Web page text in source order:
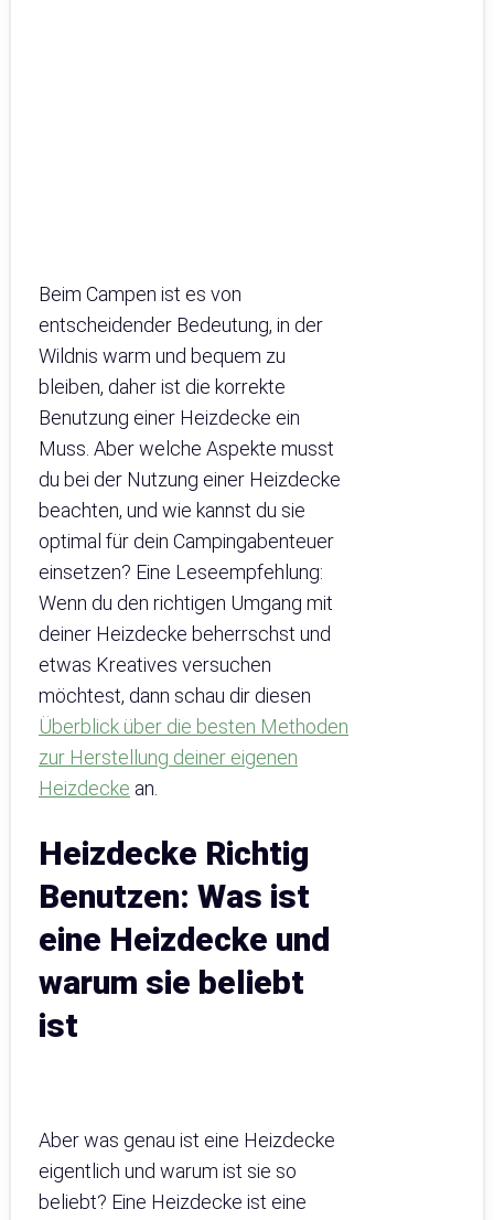
Beim Campen ist es von
entscheidender Bedeutung, in der
Wildnis warm und bequem zu
bleiben, daher ist die korrekte
Benutzung einer Heizdecke ein
Muss. Aber welche Aspekte musst
du bei der Nutzung einer Heizdecke
beachten, und wie kannst du sie
optimal für dein Campingabenteuer
einsetzen? Eine Leseempfehlung:
Wenn du den richtigen Umgang mit
deiner Heizdecke beherrschst und
etwas Kreatives versuchen
möchtest, dann schau dir diesen
Überblick über die besten Methoden
zur Herstellung deiner eigenen
Heizdecke an.
Heizdecke Richtig
Benutzen: Was ist
eine Heizdecke und
warum sie beliebt
ist
Aber was genau ist eine Heizdecke
eigentlich und warum ist sie so
beliebt? Eine Heizdecke ist eine